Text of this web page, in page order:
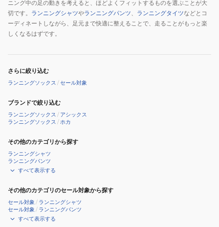
ニング中の足の動きを考えると、ほどよくフィットするものを選ぶことが大
切です。 ランニングシャツやランニングパンツ、 ランニングタイツなどとコ
ーディネートしながら、足元まで快適に整えることで、走ることがもっと楽
しくなるはずです。
さらに絞り込む
ランニングソックス /セール対象
ブランドで絞り込む
ランニングソックス / アシックス
ランニングソックス /ホカ
その他のカテゴリから探す
ランニングシャツ
ランニングパンツ
すべて表示する
その他のカテゴリのセール対象から探す
セール対象 / ランニングシャツ
セール対象 / ランニングパンツ
すべて表示する